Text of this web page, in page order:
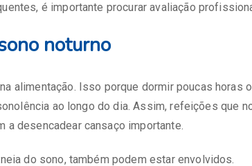
é importante procurar avaliação
noturno
alimentação. Isso porque dormir poucas horas
ao longo do dia. Assim, refeições que
a desencadear cansaço importante.
do sono, também podem estar envolvidos.